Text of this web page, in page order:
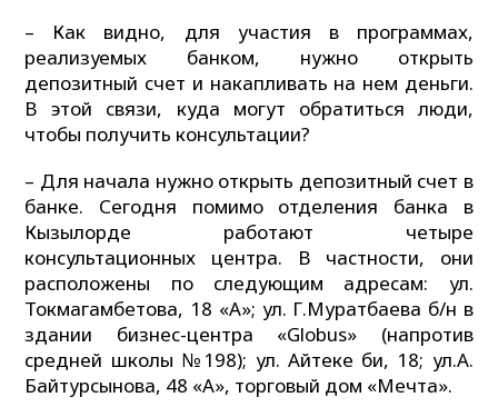
– Как видно, для участия в программах,
реализуемых банком, нужно открыть
депозитный счет и накапливать на нем деньги.
В этой связи, куда могут обратиться люди,
чтобы получить консультации?
– Для начала нужно открыть депозитный счет в
банке. Сегодня помимо отделения банка в
Кызылорде работают четыре
консультационных центра. В частности, они
расположены по следующим адресам: ул.
Токмагамбетова, 18 «А»; ул. Г.Муратбаева б/н в
здании бизнес-центра «Globus» (напротив
средней школы №198); ул. Айтеке би, 18; ул.А.
Байтурсынова, 48 «А», торговый дом «Мечта».